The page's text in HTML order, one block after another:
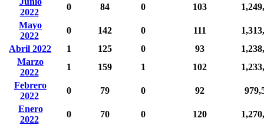
2022
0 84 0 103
Mayo
2022
0 142 0 111
Abril 2022
1 125 0 93
Marzo
2022
1 159 1 102
Febrero
2022
0 79 0 92
Enero
2022
0 70 0 120